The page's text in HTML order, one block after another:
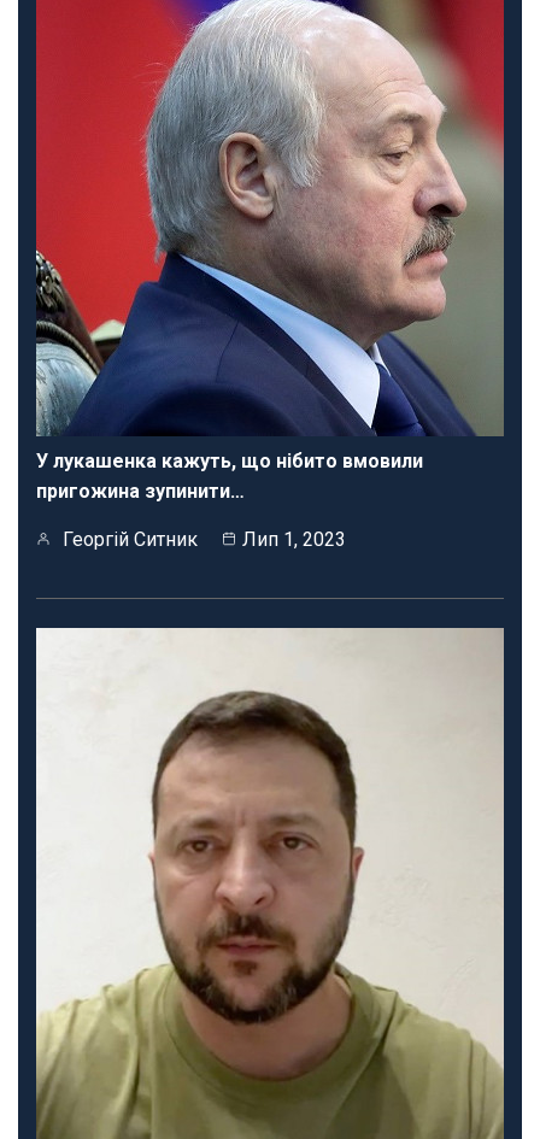
У лукашенка кажуть, що нібито вмовили
пригожина зупинити…
Георгій Ситник Лип 1, 2023